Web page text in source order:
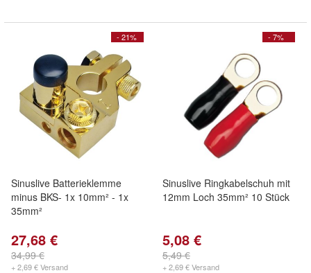
- 21%
Sinuslive Batterieklemme
minus BKS- 1x 10mm² - 1x
35mm²
27,68 €
34,99 €
+ 2,69 € Versand
- 7%
Sinuslive Ringkabelschuh mit
12mm Loch 35mm² 10 Stück
5,08 €
5,49 €
+ 2,69 € Versand